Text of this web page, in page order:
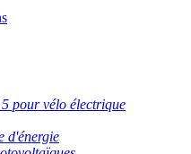
pour vélo électrique
d'énergie